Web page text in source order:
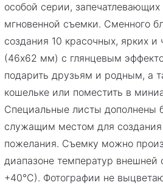
особой серии,
мгновенной съемки. Сменного
создания 10 красочных, ярких и
(46х62 мм) с глянцевым
подарить друзьям и родным, а
кошельке или поместить в
Специальные листы дополнены
служащим местом для
пожелания. Съемку можно
диапазоне температур
+40°С). Фотографии не